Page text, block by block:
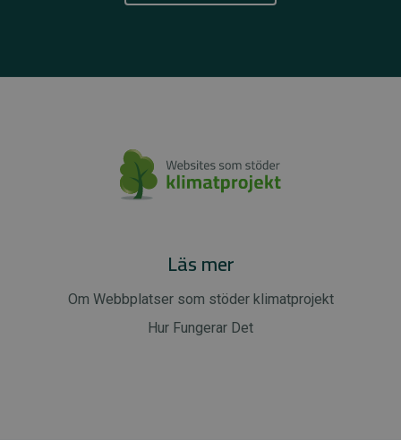
Läs mer
Om Webbplatser som stöder klimatprojekt
Hur Fungerar Det